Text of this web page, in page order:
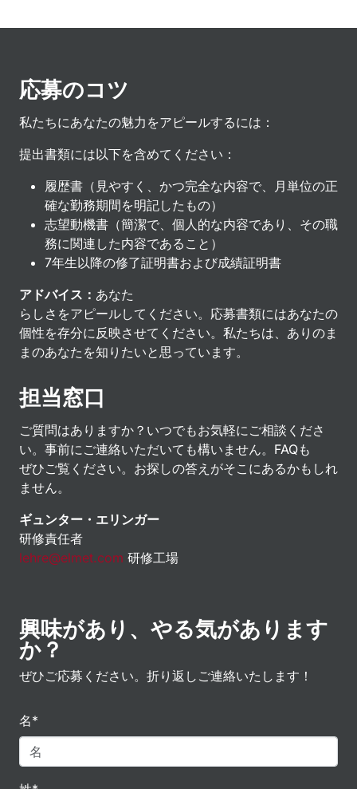
応募のコツ
私たちにあなたの魅力をアピールするには：
提出書類には以下を含めてください：
履歴書（見やすく、かつ完全な内容で、月単位の正
確な勤務期間を明記したもの）
志望動機書（簡潔で、個人的な内容であり、その職
務に関連した内容であること）
7年生以降の修了証明書および成績証明書
アドバイス： あなた
らしさをアピールしてください。応募書類にはあなたの
個性を存分に反映させてください。私たちは、ありのま
まのあなたを知りたいと思っています。
担当窓口
ご質問はありますか？いつでもお気軽にご相談くださ
い。事前にご連絡いただいても構いません。FAQも
ぜひご覧ください。お探しの答えがそこにあるかもしれ
ません。
ギュンター・エリンガー
研修責任者
lehre@elmet.com 研修工場
興味があり、やる気があります
か？
ぜひご応募ください。折り返しご連絡いたします！
名*